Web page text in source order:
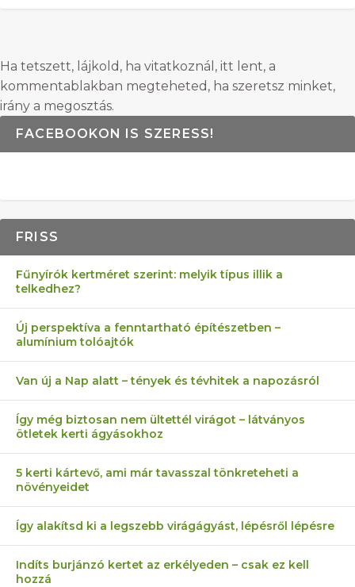
Ha tetszett, lájkold, ha vitatkoznál, itt lent, a
kommentablakban megteheted, ha szeretsz minket,
irány a megosztás.
FACEBOOKON IS SZERESS!
FRISS
Fűnyírók kertméret szerint: melyik típus illik a
telkedhez?
Új perspektíva a fenntartható építészetben –
alumínium tolóajtók
Van új a Nap alatt – tények és tévhitek a napozásról
Így még biztosan nem ültettél virágot – látványos
ötletek kerti ágyásokhoz
5 kerti kártevő, ami már tavasszal tönkreteheti a
növényeidet
Így alakítsd ki a legszebb virágágyást, lépésről lépésre
Indíts burjánzó kertet az erkélyeden – csak ez kell
hozzá